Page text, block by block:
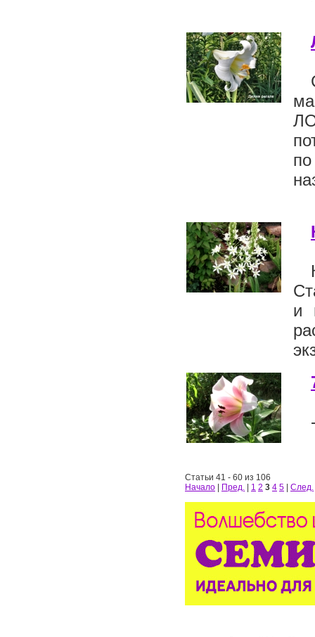
и
Статьи 41 - 60 из 106
Начало
Пред. 1 2 3 4 5 След.